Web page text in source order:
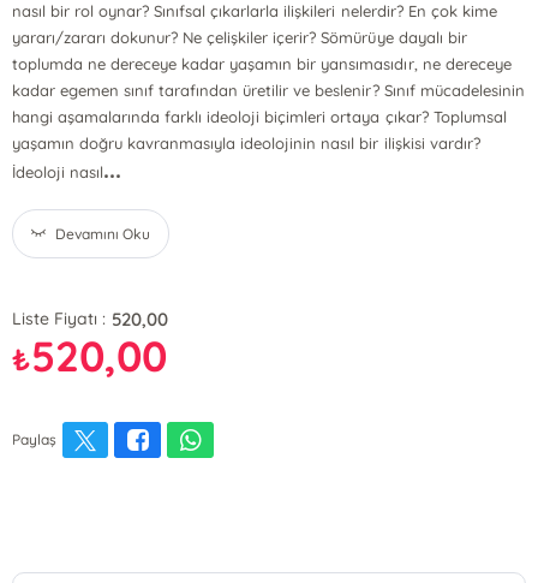
nasıl bir rol oynar? Sınıfsal çıkarlarla ilişkileri nelerdir? En çok kime
yararı/zararı dokunur? Ne çelişkiler içerir? Sömürüye dayalı bir
toplumda ne dereceye kadar yaşamın bir yansımasıdır, ne dereceye
kadar egemen sınıf tarafından üretilir ve beslenir? Sınıf mücadelesinin
hangi aşamalarında farklı ideoloji biçimleri ortaya çıkar? Toplumsal
yaşamın doğru kavranmasıyla ideolojinin nasıl bir ilişkisi vardır?
İdeoloji nasıl...
Devamını Oku
Liste Fiyatı : 520,00
₺520,00
Paylaş